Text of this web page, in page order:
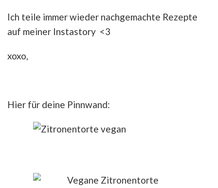
Ich teile immer wieder nachgemachte Rezepte
auf meiner Instastory <3
xoxo,
Hier für deine Pinnwand: